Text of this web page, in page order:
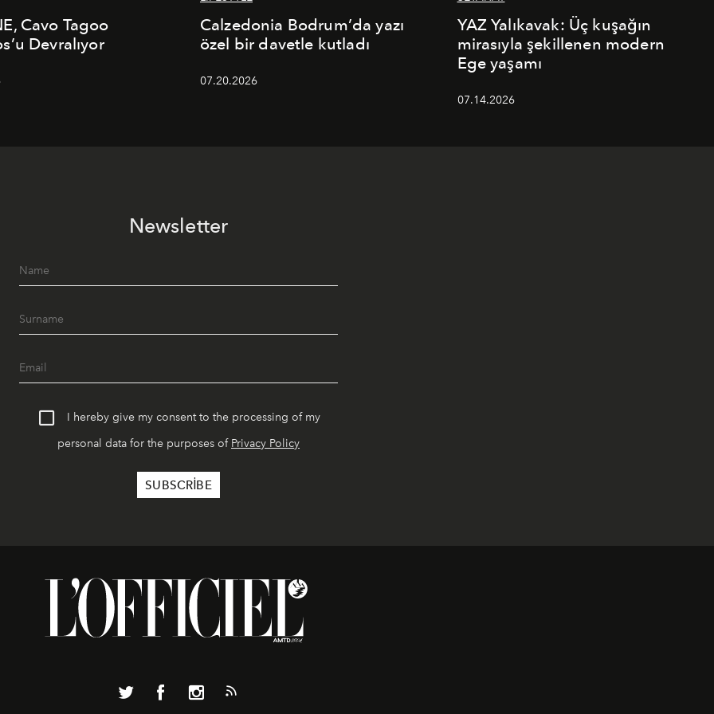
Cavo Tagoo
Devralıyor
Calzedonia Bodrum’da yazı
özel bir davetle kutladı
07.20.2026
YAZ Yalıkavak: Üç kuşağın
mirasıyla şekillenen modern
Ege yaşamı
07.14.2026
Newsletter
I hereby give my consent to the processing of my
personal data for the purposes of Privacy Policy